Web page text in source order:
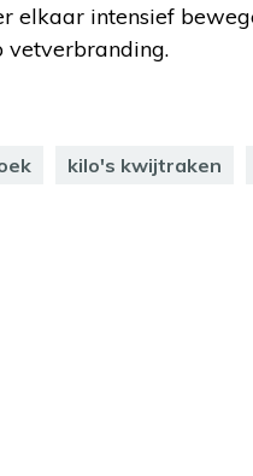
elkaar intensief
vetverbranding.
kilo's kwijtraken